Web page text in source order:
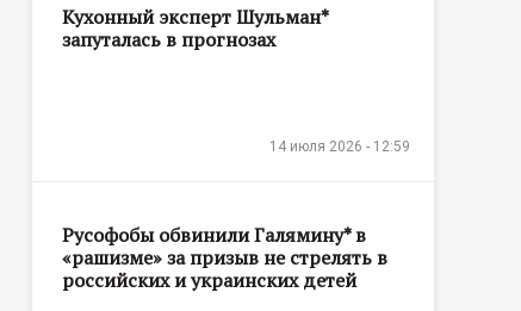
Кухонный эксперт Шульман*
запуталась в прогнозах
14 июля 2026 - 12:59
Русофобы обвинили Галямину* в
«рашизме» за призыв не стрелять в
российских и украинских детей